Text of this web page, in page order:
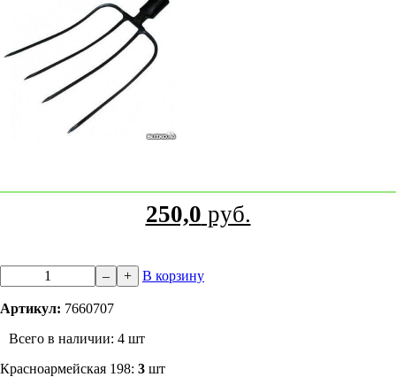
250,0 руб.
– + В корзину
Артикул: 7660707
Всего в наличии: 4 шт
​Красноармейская 198: 3 шт